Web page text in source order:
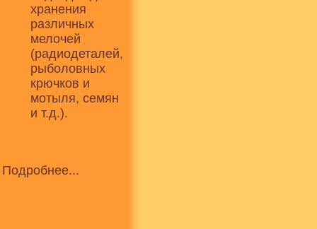
хранения
различных
мелочей
(радиодеталей,
рыболовных
крючков и
мотыля, семян
и т.д.).
Подробнее...